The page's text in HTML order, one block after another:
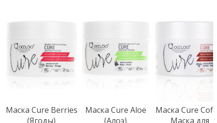
Маска Cure Berries
(Ягоды)
Маска Cure Aloe
(Алоэ)
Маска Cure
Маска для